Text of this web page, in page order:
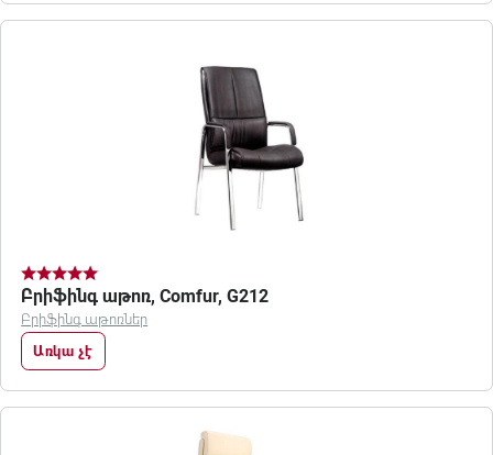
Բրիֆինգ աթոռ, Comfur, G212
Բրիֆինգ աթոռներ
Առկա չէ